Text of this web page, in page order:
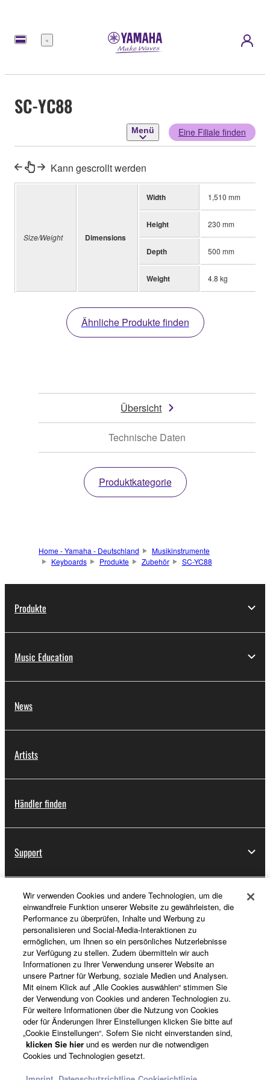
Menü
SC-YC88
Menü Eine Filiale finden
Kann gescrollt werden
Size/Weight Dimensions
Width 1,510 mm
Height 230 mm
Depth 500 mm
Weight 4.8 kg
Ähnliche Produkte finden
Übersicht
Technische Daten
Produktkategorie
Home - Yamaha - Deutschland
Musikinstrumente
Keyboards
Produkte Zubehör SC-YC88
Produkte
Music Education
News
Artists
Händler finden
Support
Registrierung von „Yamaha Music ID“
Über Yamaha
Deutschland - German
Business
Wir verwenden Cookies und andere Technologien, um die
einwandfreie Funktion unserer Website zu gewährleisten, die
Performance zu überprüfen, Inhalte und Werbung zu
personalisieren und Social-Media-Interaktionen zu
ermöglichen, um Ihnen so ein persönliches Nutzerlebnisse
zur Verfügung zu stellen. Zudem übermitteln wir auch
Informationen zu Ihrer Verwendung unserer Website an
unsere Partner für Werbung, soziale Medien und Analysen.
Mit einem Klick auf „Alle Cookies auswählen“ stimmen Sie
der Verwendung von Cookies und anderen Technologien zu.
Für weitere Informationen über die Nutzung von Cookies
oder für Änderungen Ihrer Einstellungen klicken Sie bitte auf
„Cookie Einstellungen“. Sofern Sie nicht einverstanden sind,
klicken Sie hier und es werden nur die notwendigen
Cookies und Technologien gesetzt.